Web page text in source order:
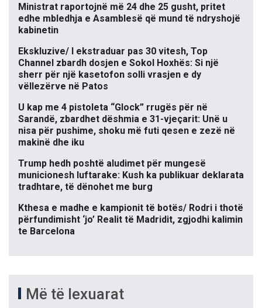
Ministrat raportojnë më 24 dhe 25 gusht, pritet
edhe mbledhja e Asamblesë që mund të ndryshojë
kabinetin
Ekskluzive/ I ekstraduar pas 30 vitesh, Top
Channel zbardh dosjen e Sokol Hoxhës: Si një
sherr për një kasetofon solli vrasjen e dy
vëllezërve në Patos
U kap me 4 pistoleta “Glock” rrugës për në
Sarandë, zbardhet dëshmia e 31-vjeçarit: Unë u
nisa për pushime, shoku më futi qesen e zezë në
makinë dhe iku
Trump hedh poshtë aludimet për mungesë
municionesh luftarake: Kush ka publikuar deklarata
tradhtare, të dënohet me burg
Kthesa e madhe e kampionit të botës/ Rodri i thotë
përfundimisht ‘jo’ Realit të Madridit, zgjodhi kalimin
te Barcelona
Më të lexuarat